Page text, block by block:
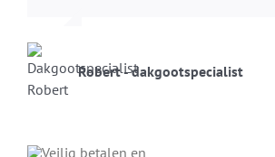
Robert - dakgootspecialist